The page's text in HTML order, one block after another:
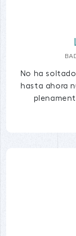
No ha
hasta ahora